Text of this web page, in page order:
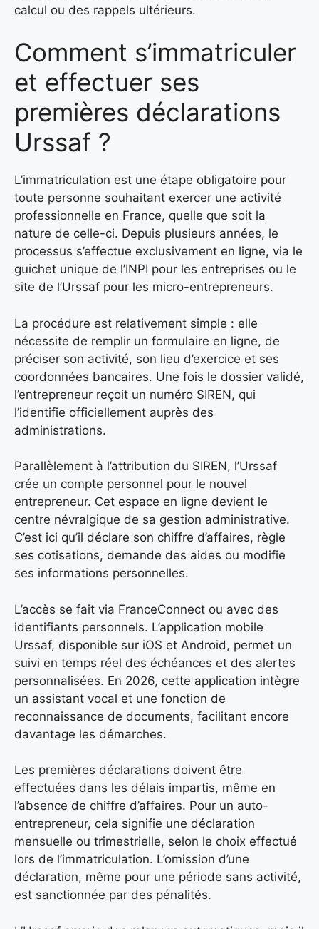
calcul ou des rappels ultérieurs.
Comment s’immatriculer
et effectuer ses
premières déclarations
Urssaf ?
L’immatriculation est une étape obligatoire pour
toute personne souhaitant exercer une activité
professionnelle en France, quelle que soit la
nature de celle-ci. Depuis plusieurs années, le
processus s’effectue exclusivement en ligne, via le
guichet unique de l’INPI pour les entreprises ou le
site de l’Urssaf pour les micro-entrepreneurs.
La procédure est relativement simple : elle
nécessite de remplir un formulaire en ligne, de
préciser son activité, son lieu d’exercice et ses
coordonnées bancaires. Une fois le dossier validé,
l’entrepreneur reçoit un numéro SIREN, qui
l’identifie officiellement auprès des
administrations.
Parallèlement à l’attribution du SIREN, l’Urssaf
crée un compte personnel pour le nouvel
entrepreneur. Cet espace en ligne devient le
centre névralgique de sa gestion administrative.
C’est ici qu’il déclare son chiffre d’affaires, règle
ses cotisations, demande des aides ou modifie
ses informations personnelles.
L’accès se fait via FranceConnect ou avec des
identifiants personnels. L’application mobile
Urssaf, disponible sur iOS et Android, permet un
suivi en temps réel des échéances et des alertes
personnalisées. En 2026, cette application intègre
un assistant vocal et une fonction de
reconnaissance de documents, facilitant encore
davantage les démarches.
Les premières déclarations doivent être
effectuées dans les délais impartis, même en
l’absence de chiffre d’affaires. Pour un auto-
entrepreneur, cela signifie une déclaration
mensuelle ou trimestrielle, selon le choix effectué
lors de l’immatriculation. L’omission d’une
déclaration, même pour une période sans activité,
est sanctionnée par des pénalités.